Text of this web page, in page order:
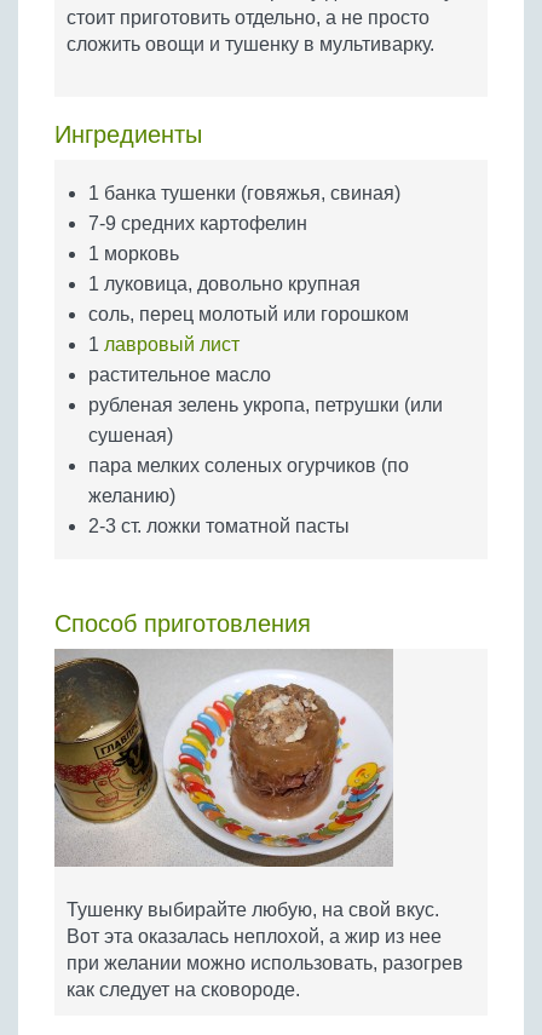
Бобовые
Яйца
стоит приготовить отдельно, а не просто
сложить овощи и тушенку в мультиварку.
Ингредиенты
1 банка тушенки (говяжья, свиная)
7-9 средних картофелин
1 морковь
1 луковица, довольно крупная
соль, перец молотый или горошком
1 лавровый лист
растительное масло
рубленая зелень укропа, петрушки (или
сушеная)
пара мелких соленых огурчиков (по
желанию)
2-3 ст. ложки томатной пасты
Способ приготовления
Тушенку выбирайте любую, на свой вкус.
Вот эта оказалась неплохой, а жир из нее
при желании можно использовать, разогрев
как следует на сковороде.